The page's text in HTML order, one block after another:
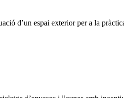
d’un espai exterior per a la